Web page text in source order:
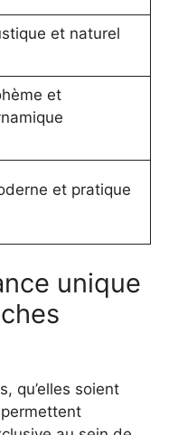
et naturel
et
et pratique
unique
qu’elles soient